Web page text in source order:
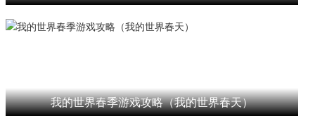
我的世界春季游戏攻略（我的世界春天）